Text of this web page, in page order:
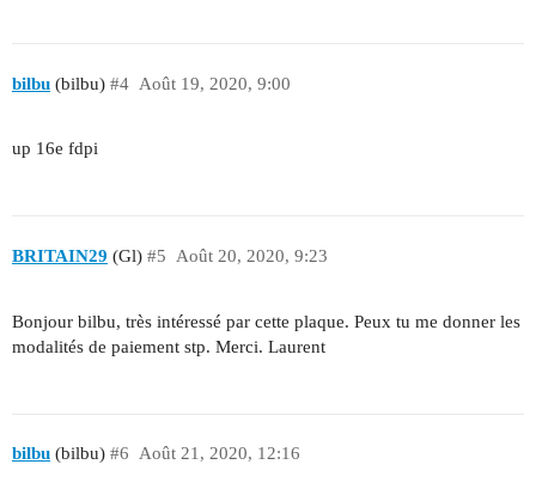
bilbu (bilbu) Août 19, 2020, 9:00
#4
up 16e fdpi
BRITAIN29 (Gl) Août 20, 2020, 9:23
#5
Bonjour bilbu, très intéressé par cette plaque. Peux tu me donner les
modalités de paiement stp. Merci. Laurent
bilbu (bilbu) Août 21, 2020, 12:16
#6